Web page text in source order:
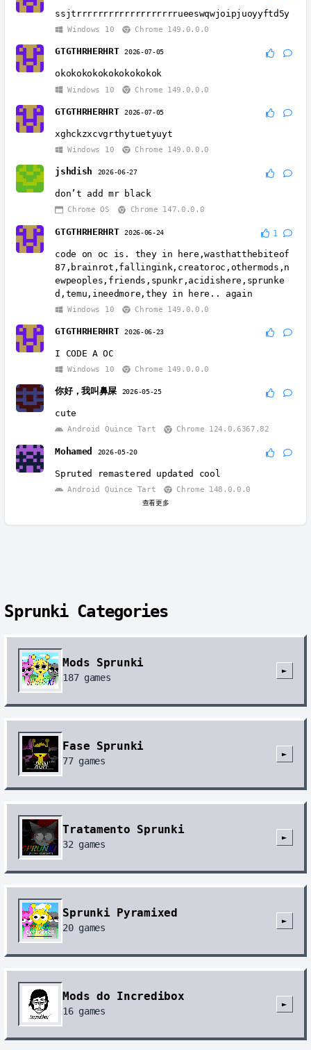
ssjtrrrrrrrrrrrrrrrrrrrueeswqwjoipjuoyyftd5y
Windows 10 Chrome 149.0.0.0
GTGTHRHERHRT 2026-07-05
okokokokokokokokokok
Windows 10 Chrome 149.0.0.0
GTGTHRHERHRT 2026-07-05
xghckzxcvgrthytuetyuyt
Windows 10 Chrome 149.0.0.0
jshdish 2026-06-27
don’t add mr black
Chrome OS Chrome 147.0.0.0
GTGTHRHERHRT 2026-06-24 1
code on oc is. they in here,wasthatthebiteof
87,brainrot,fallingink,creatoroc,othermods,n
ewpeoples,friends,spunkr,acidishere,sprunke
d,temu,ineedmore,they in here.. again
Windows 10 Chrome 149.0.0.0
GTGTHRHERHRT 2026-06-23
I CODE A OC
Windows 10 Chrome 149.0.0.0
你好，我叫鼻屎 2026-05-25
cute
Android Quince Tart Chrome 124.0.6367.82
Mohamed 2026-05-20
Spruted remastered updated cool
Android Quince Tart Chrome 148.0.0.0
查看更多
Sprunki Categories
Mods Sprunki
187games
►
Fase Sprunki
77games
►
Tratamento Sprunki
32games
►
Sprunki Pyramixed
20games
►
Mods do Incredibox
16games
►